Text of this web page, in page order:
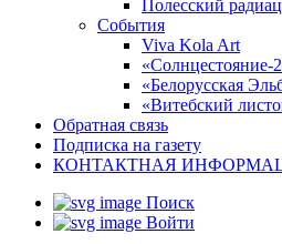
Полесский
События
Viva Kola Art
«Солнцестояние-
«Белорусская
«Витебский
Обратная связь
Подписка на газету
КОНТАКТНАЯ
Поиск
Войти